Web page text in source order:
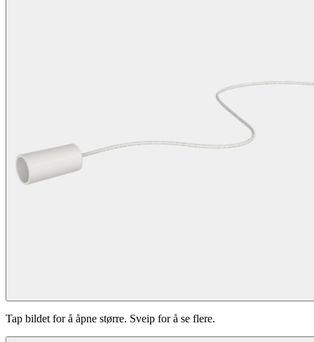
Tap bildet for å åpne større. Sveip for å se flere.